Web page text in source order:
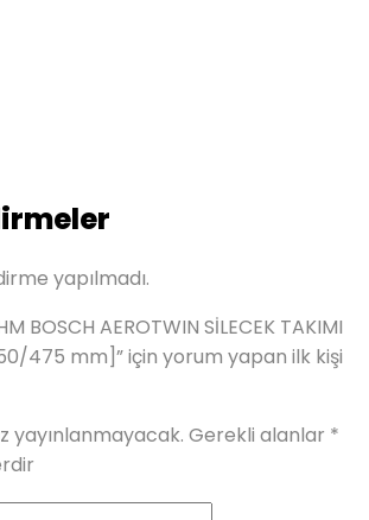
yapılmadı.
BOSCH AEROTWIN SİLECEK TAKIMI
475 mm]” için yorum yapan ilk kişi
yayınlanmayacak. Gerekli alanlar *